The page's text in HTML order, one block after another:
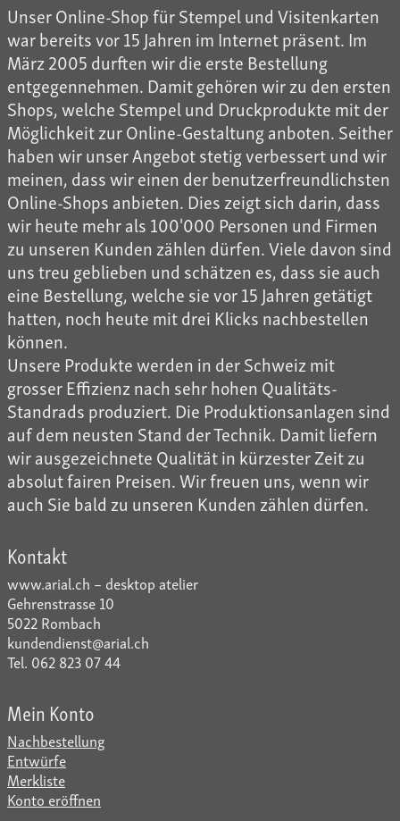
Unser Online-Shop für Stempel und Visitenkarten
war bereits vor 15 Jahren im Internet präsent. Im
März 2005 durften wir die erste Bestellung
entgegennehmen. Damit gehören wir zu den ersten
Shops, welche Stempel und Druckprodukte mit der
Möglichkeit zur Online-Gestaltung anboten. Seither
haben wir unser Angebot stetig verbessert und wir
meinen, dass wir einen der benutzerfreundlichsten
Online-Shops anbieten. Dies zeigt sich darin, dass
wir heute mehr als 100'000 Personen und Firmen
zu unseren Kunden zählen dürfen. Viele davon sind
uns treu geblieben und schätzen es, dass sie auch
eine Bestellung, welche sie vor 15 Jahren getätigt
hatten, noch heute mit drei Klicks nachbestellen
können.
Unsere Produkte werden in der Schweiz mit
grosser Effizienz nach sehr hohen Qualitäts-
Standrads produziert. Die Produktionsanlagen sind
auf dem neusten Stand der Technik. Damit liefern
wir ausgezeichnete Qualität in kürzester Zeit zu
absolut fairen Preisen. Wir freuen uns, wenn wir
auch Sie bald zu unseren Kunden zählen dürfen.
Kontakt
www.arial.ch – desktop atelier
Gehrenstrasse 10
5022 Rombach
kundendienst@arial.ch
Tel. 062 823 07 44
Mein Konto
Nachbestellung
Entwürfe
Merkliste
Konto eröffnen